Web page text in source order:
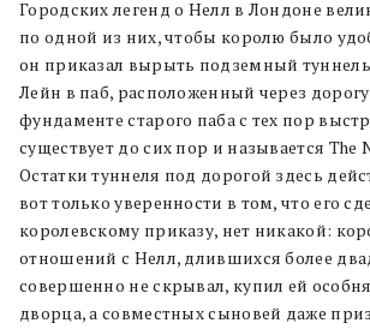
Городских легенд о Нелл в Лондоне
по одной из них, чтобы королю было
он приказал вырыть подземный
Лейн в паб, расположенный через дорогу
фундаменте старого паба с тех пор
существует до сих пор и называется The
Остатки туннеля под дорогой здесь
вот только уверенности в том, что его
королевскому приказу, нет никакой:
отношений с Нелл, длившихся более
совершенно не скрывал, купил ей
дворца, а совместных сыновей даже